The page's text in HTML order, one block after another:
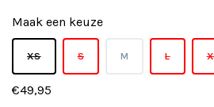
Maak een keuze
XS S M L
€49,95